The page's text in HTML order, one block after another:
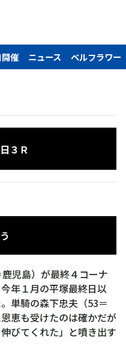
催 ニュース ベルフラワー
３Ｒ
児島）が最終４コーナ
年１月の平塚最終日以
単騎の森下忠夫（53＝
恵も受けたのは確かだが
びてくれた」と噴き出す